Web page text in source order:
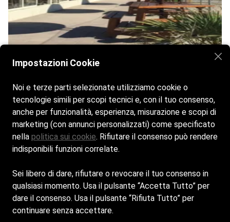
Home La Spiaggia Il Bar Contatti
SPIAGGIA ADRIATICA S.R.L. - Sede Legale: VIA
BASILICA 135 - 48123 - RAVENNA (RA) - Capitale
Impostazioni Cookie
Noi e terze parti selezionate utilizziamo cookie o
tecnologie simili per scopi tecnici e, con il tuo consenso,
anche per funzionalità, esperienza, misurazione e scopi di
marketing (con annunci personalizzati) come specificato
nella politica sui cookie. Rifiutare il consenso può rendere
indisponibili funzioni correlate.
Sei libero di dare, rifiutare o revocare il tuo consenso in
qualsiasi momento. Usa il pulsante “Accetta Tutto” per
dare il consenso. Usa il pulsante “Rifiuta Tutto” per
continuare senza accettare.